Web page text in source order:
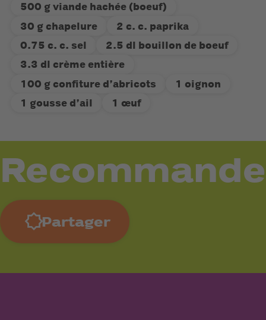
500 g viande hachée (boeuf)
30 g chapelure
2 c. c. paprika
0.75 c. c. sel
2.5 dl bouillon de boeuf
3.3 dl crème entière
100 g confiture d’abricots
1 oignon
1 gousse d’ail
1 œuf
Partager